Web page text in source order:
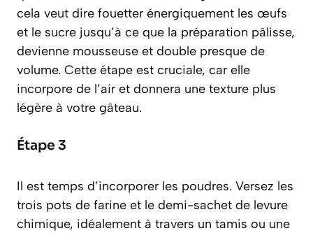
cela veut dire fouetter énergiquement les œufs
et le sucre jusqu’à ce que la préparation pâlisse,
devienne mousseuse et double presque de
volume. Cette étape est cruciale, car elle
incorpore de l’air et donnera une texture plus
légère à votre gâteau.
Étape 3
Il est temps d’incorporer les poudres. Versez les
trois pots de farine et le demi-sachet de levure
chimique, idéalement à travers un tamis ou une